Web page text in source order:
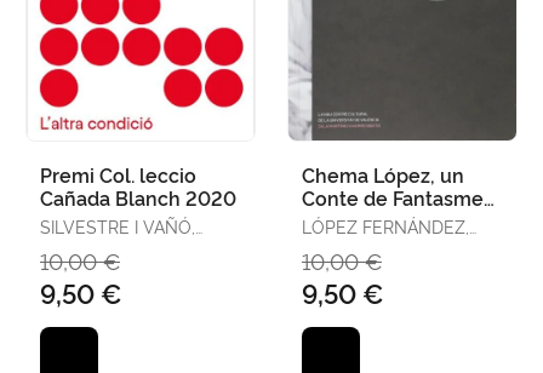
Premi Col. leccio
Cañada Blanch 2020
SILVESTRE I VAÑÓ,
10,00 €
9,50 €
Chema López, un
Conte de Fantasmes
Per a Adults
LÓPEZ FERNÁNDEZ,
10,00 €
9,50 €